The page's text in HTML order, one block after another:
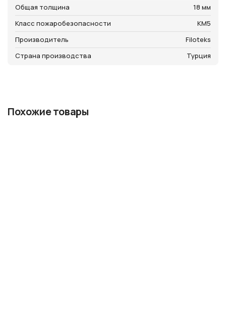
Общая толщина
18 мм
Класс пожаробезопасности
КМ5
Производитель
Filoteks
Страна производства
Турция
Похожие товары